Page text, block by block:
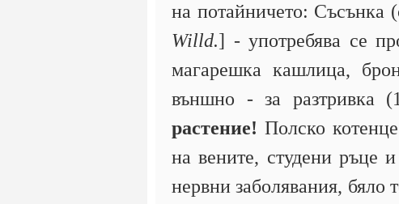
на потайничето: Съсънка
Willd.] - употребява се
магарешка кашлица,
външно - за разтривка
растение! Полско
на вените, студени ръце
нервни заболявания, бяло